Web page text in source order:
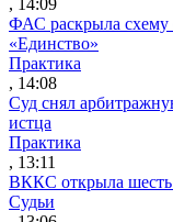
ФАС раскрыла схему
«Единство»
Практика
, 14:08
Суд снял
истца
Практика
, 13:11
ВККС открыла
Судьи